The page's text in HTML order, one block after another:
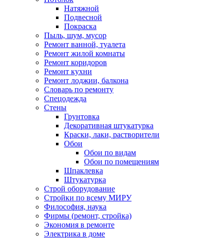
Натяжной
Подвесной
Покраска
Пыль, шум, мусор
Ремонт ванной, туалета
Ремонт жилой комнаты
Ремонт коридоров
Ремонт кухни
Ремонт лоджии, балкона
Словарь по ремонту
Спецодежда
Стены
Грунтовка
Декоративная штукатурка
Краски, лаки, растворители
Обои
Обои по видам
Обои по помещениям
Шпаклевка
Штукатурка
Строй оборудование
Стройки по всему МИРУ
Философия, наука
Фирмы (ремонт, стройка)
Экономия в ремонте
Электрика в доме